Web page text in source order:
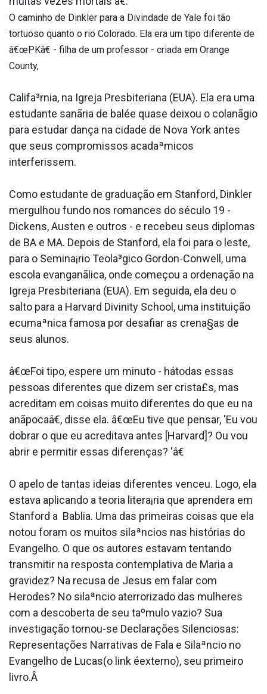
O caminho de Dinkler para a Divindade de Yale foi tão
tortuoso quanto o rio Colorado. Ela era um tipo diferente de
â€œPKâ€ - filha de um professor - criada em Orange
County,
Califa³rnia, na Igreja Presbiteriana (EUA). Ela era uma
estudante sanãria de balée quase deixou o colanãgio
para estudar dança na cidade de Nova York antes
que seus compromissos acadaªmicos
interferissem.
Como estudante de graduação em Stanford, Dinkler
mergulhou fundo nos romances do século 19 -
Dickens, Austen e outros - e recebeu seus diplomas
de BA e MA. Depois de Stanford, ela foi para o leste,
para o Semina¡rio Teola³gico Gordon-Conwell, uma
escola evanganãlica, onde começou a ordenação na
Igreja Presbiteriana (EUA). Em seguida, ela deu o
salto para a Harvard Divinity School, uma instituição
ecumaªnica famosa por desafiar as crena§as de
seus alunos.
â€œFoi tipo, espere um minuto - hátodas essas
pessoas diferentes que dizem ser crista£s, mas
acreditam em coisas muito diferentes do que eu na
anãpocaâ€, disse ela. â€œEu tive que pensar, 'Eu vou
dobrar o que eu acreditava antes [Harvard]? Ou vou
abrir e permitir essas diferenças? 'â€
O apelo de tantas ideias diferentes venceu. Logo, ela
estava aplicando a teoria litera¡ria que aprendera em
Stanford a Ba­blia. Uma das primeiras coisas que ela
notou foram os muitos silaªncios nas histórias do
Evangelho. O que os autores estavam tentando
transmitir na resposta contemplativa de Maria a
gravidez? Na recusa de Jesus em falar com
Herodes? No silaªncio aterrorizado das mulheres
com a descoberta de seu taºmulo vazio? Sua
investigação tornou-se Declarações Silenciosas:
Representações Narrativas de Fala e Silaªncio no
Evangelho de Lucas(o link éexterno), seu primeiro
livro.Â